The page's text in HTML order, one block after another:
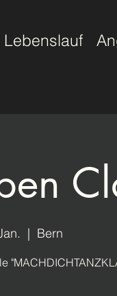
Lebenslauf
  |
Bern